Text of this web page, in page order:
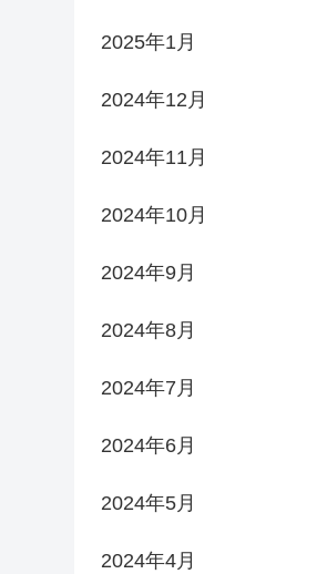
2025年1月
2024年12月
2024年11月
2024年10月
2024年9月
2024年8月
2024年7月
2024年6月
2024年5月
2024年4月